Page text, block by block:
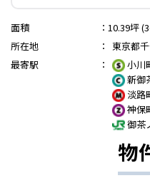
面積 ： 10.39坪
所在地
：
東京都
最寄駅
：
小川
新御
淡路
神保
御茶
物